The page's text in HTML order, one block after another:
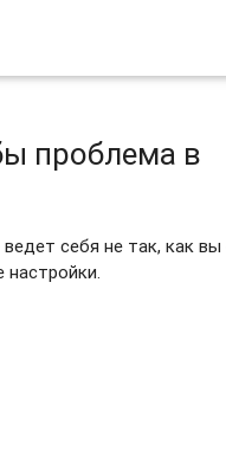
проблема в
себя не так, как